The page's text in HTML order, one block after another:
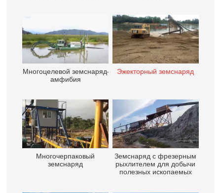
Многоцелевой земснаряд-
амфибия
Эжекторный земснаряд
Многочерпаковый
земснаряд
Земснаряд с фрезерным
рыхлителем для добычи
полезных ископаемых